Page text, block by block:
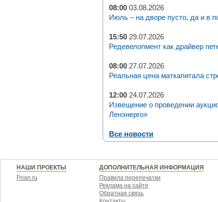
08:00 03.08.2026
Июль – на дворе пусто, да и в
15:50 29.07.2026
Редевелопмент как драйвер
08:00 27.07.2026
Реальная цена маткапитала
12:00 24.07.2026
Извещение о проведении
Ленэнерго»
Все новости
НАШИ ПРОЕКТЫ
Prian.ru
ДОПОЛНИТЕЛЬНАЯ ИНФОРМАЦИЯ
Правила перепечатки
Реклама на сайте
Обратная связь